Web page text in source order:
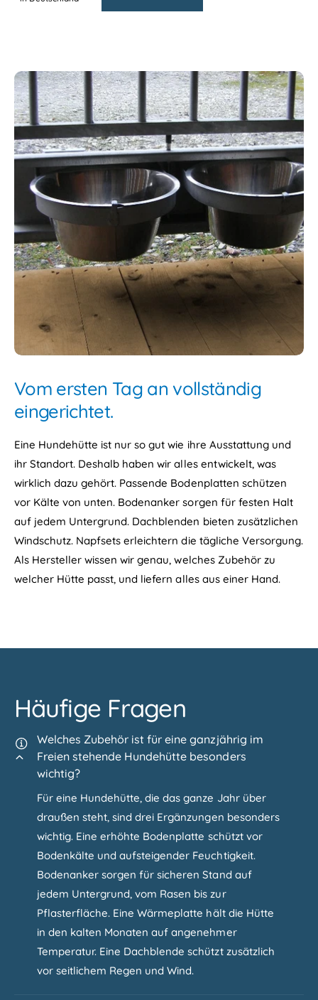
Vom ersten Tag an vollständig
eingerichtet.
Eine Hundehütte ist nur so gut wie ihre Ausstattung und
ihr Standort. Deshalb haben wir alles entwickelt, was
wirklich dazu gehört. Passende Bodenplatten schützen
vor Kälte von unten. Bodenanker sorgen für festen Halt
auf jedem Untergrund. Dachblenden bieten zusätzlichen
Windschutz. Napfsets erleichtern die tägliche Versorgung.
Als Hersteller wissen wir genau, welches Zubehör zu
welcher Hütte passt, und liefern alles aus einer Hand.
Häufige Fragen
Welches Zubehör ist für eine ganzjährig im
Freien stehende Hundehütte besonders
wichtig?
Für eine Hundehütte, die das ganze Jahr über
draußen steht, sind drei Ergänzungen besonders
wichtig. Eine erhöhte Bodenplatte schützt vor
Bodenkälte und aufsteigender Feuchtigkeit.
Bodenanker sorgen für sicheren Stand auf
jedem Untergrund, vom Rasen bis zur
Pflasterfläche. Eine Wärmeplatte hält die Hütte
in den kalten Monaten auf angenehmer
Temperatur. Eine Dachblende schützt zusätzlich
vor seitlichem Regen und Wind.